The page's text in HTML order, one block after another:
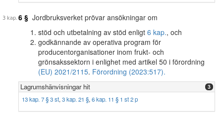
6 § Jordbruksverket prövar ansökningar om
stöd och utbetalning av stöd enligt 6 kap., och
godkännande av operativa program för
producentorganisationer inom frukt- och
grönsakssektorn i enlighet med artikel 50 i förordning
(EU) 2021/2115. Förordning (2023:517).
Lagrumshänvisningar hit 3
13 kap. 7 § 3 st, 3 kap. 21 §, 6 kap. 11 § 1 st 2 p